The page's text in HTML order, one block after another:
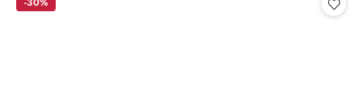
promocyjna:
przed